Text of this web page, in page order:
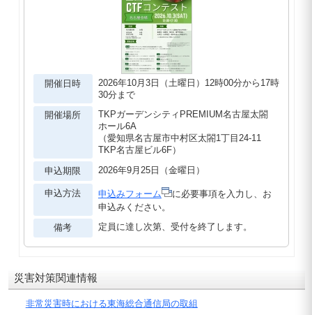
開催日時
2026年10月3日（土曜日）12時00分から17時
30分まで
開催場所
TKPガーデンシティPREMIUM名古屋太閤
ホール6A
（愛知県名古屋市中村区太閤1丁目24-11
TKP名古屋ビル6F）
申込期限
2026年9月25日（金曜日）
申込方法 申込みフォーム
に必要事項を入力し、お
申込みください。
備考
定員に達し次第、受付を終了します。
災害対策関連情報
非常災害時における東海総合通信局の取組